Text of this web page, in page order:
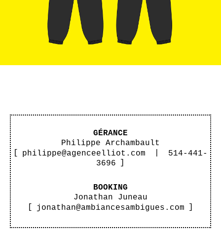
GÉRANCE
Philippe Archambault
philippe@agenceelliot.com
514-441-
3696
BOOKING
Jonathan Juneau
jonathan@ambiancesambigues.com